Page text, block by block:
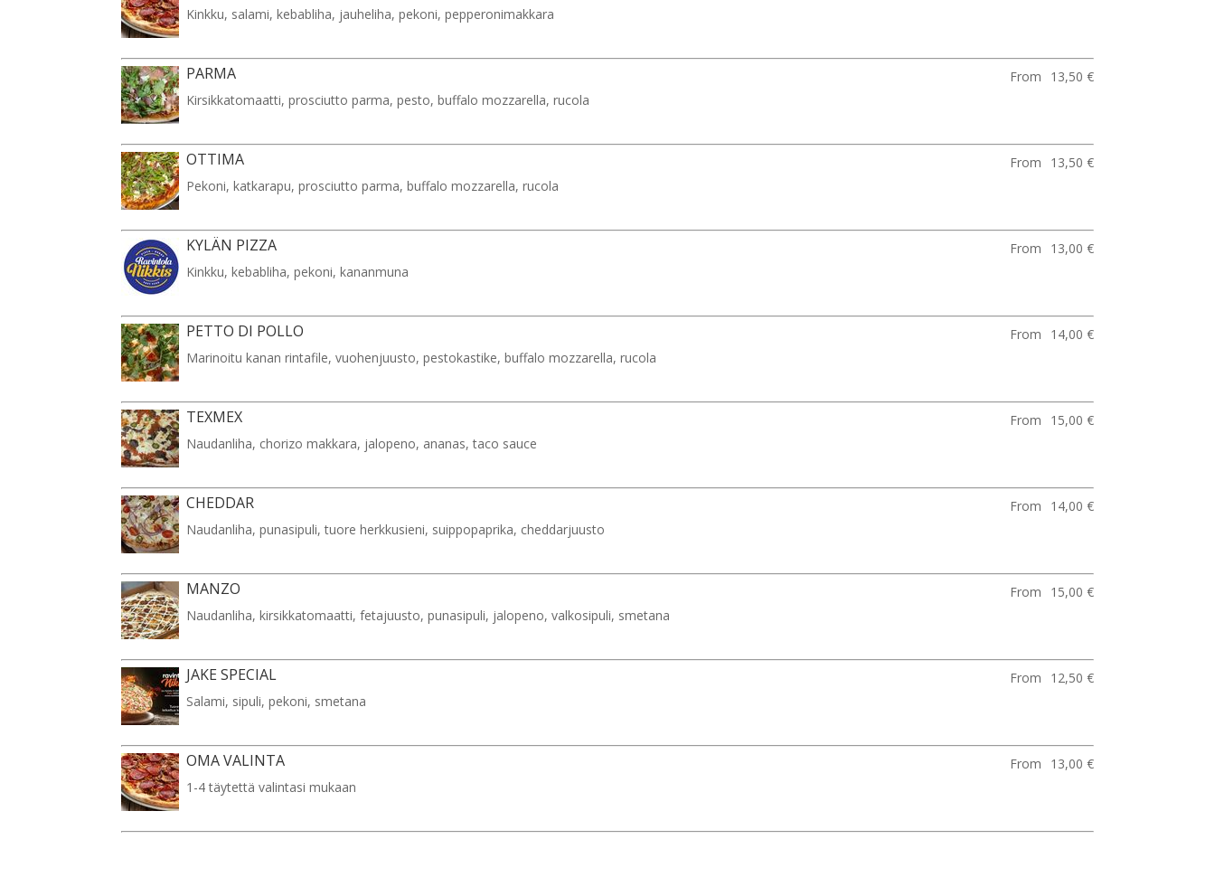
Kinkku, salami, kebabliha, jauheliha, pekoni, pepperonimakkara
PARMA From
13,50 €
Kirsikkatomaatti, prosciutto parma, pesto, buffalo mozzarella, rucola
OTTIMA From
13,50 €
Pekoni, katkarapu, prosciutto parma, buffalo mozzarella, rucola
KYLÄN PIZZA From
13,00 €
Kinkku, kebabliha, pekoni, kananmuna
PETTO DI POLLO From
14,00 €
Marinoitu kanan rintafile, vuohenjuusto, pestokastike, buffalo mozzarella, rucola
TEXMEX From
15,00 €
Naudanliha, chorizo makkara, jalopeno, ananas, taco sauce
CHEDDAR From
14,00 €
Naudanliha, punasipuli, tuore herkkusieni, suippopaprika, cheddarjuusto
MANZO From
15,00 €
Naudanliha, kirsikkatomaatti, fetajuusto, punasipuli, jalopeno, valkosipuli, smetana
JAKE SPECIAL From
12,50 €
Salami, sipuli, pekoni, smetana
OMA VALINTA From
13,00 €
1-4 täytettä valintasi mukaan